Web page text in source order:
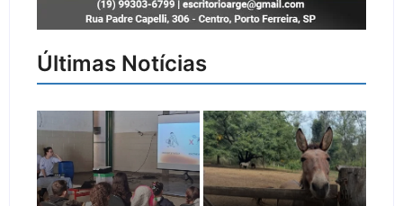
Últimas Notícias